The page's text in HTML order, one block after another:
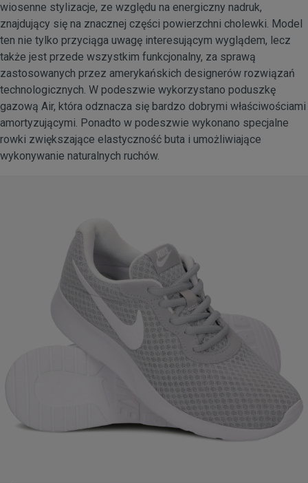
wiosenne stylizacje, ze względu na energiczny nadruk,
znajdujący się na znacznej części powierzchni cholewki. Model
ten nie tylko przyciąga uwagę interesującym wyglądem, lecz
także jest przede wszystkim funkcjonalny, za sprawą
zastosowanych przez amerykańskich designerów rozwiązań
technologicznych. W podeszwie wykorzystano poduszkę
gazową Air, która odznacza się bardzo dobrymi właściwościami
amortyzującymi. Ponadto w podeszwie wykonano specjalne
rowki zwiększające elastyczność buta i umożliwiające
wykonywanie naturalnych ruchów.